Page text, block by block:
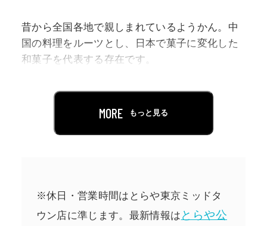
昔から全国各地で親しまれているようかん。中
国の料理をルーツとし、日本で菓子に変化した
和菓子を代表する存在です。
本展示では、ようかんの主な原材料や食感につ
いて科学的な視点からご紹介。「ようかんには
今年の夏休みはとらやで、ようかんをカガクし
てみませんか？
MORE もっと見る
※休日・営業時間はとらや東京ミッドタ
ウン店に準じます。最新情報は とらや公